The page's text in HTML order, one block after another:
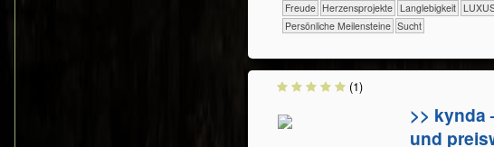
Freude Herzensprojekte Langlebigkeit
Persönliche Meilensteine Sucht
>> kynda
und
(1)